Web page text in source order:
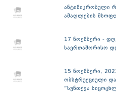
ანტიმიკრობული
ამაღლების
17 ნოემბერი -
საერთაშორისო
15 ნოემბერი,
ობსტრუქციული
“სუნთქვა